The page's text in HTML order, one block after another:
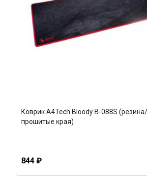
Коврик A4Tech Bloody B-088S
прошитые края)
844 ₽